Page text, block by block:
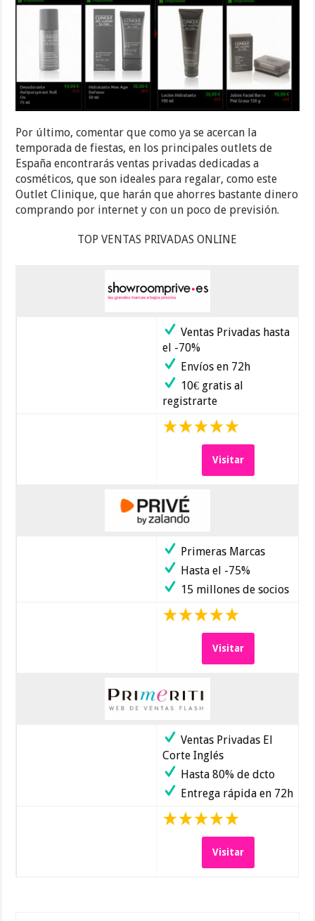
Por último, comentar que como ya se acercan la
temporada de fiestas, en los principales outlets de
España encontrarás ventas privadas dedicadas a
cosméticos, que son ideales para regalar, como este
Outlet Clinique, que harán que ahorres bastante dinero
comprando por internet y con un poco de previsión.
TOP VENTAS PRIVADAS ONLINE
Ventas Privadas hasta
el -70%
Envíos en 72h
10€ gratis al
registrarte
Visitar
Primeras Marcas
Hasta el -75%
15 millones de socios
Visitar
Ventas Privadas El
Corte Inglés
Hasta 80% de dcto
Entrega rápida en 72h
Visitar